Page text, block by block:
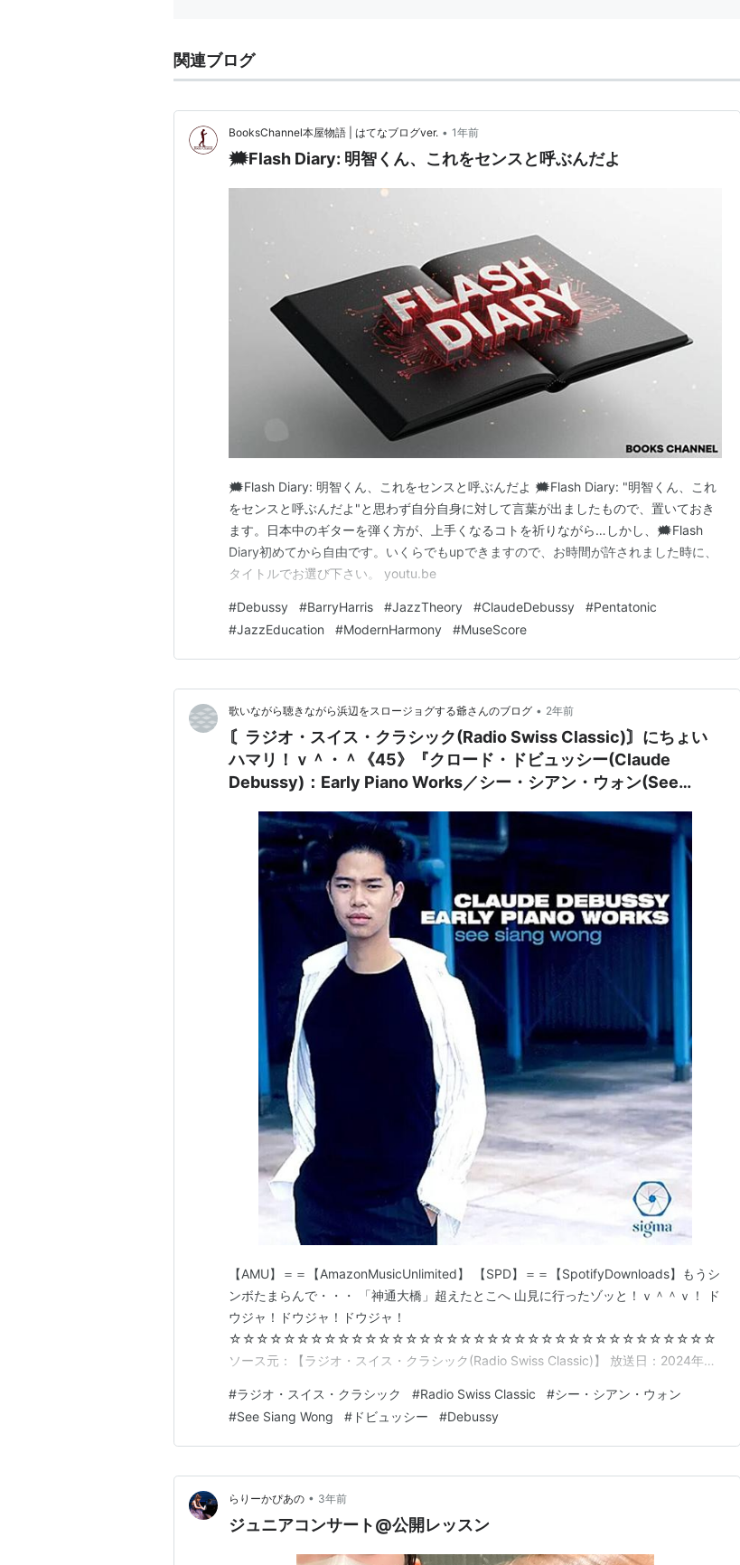
関連ブログ
BooksChannel本屋物語 | はてなブログver. • 1年前
🗯️Flash Diary: 明智くん、これをセンスと呼ぶんだよ
🗯️Flash Diary: 明智くん、これをセンスと呼ぶんだよ 🗯️Flash Diary: "明智くん、これ
をセンスと呼ぶんだよ"と思わず自分自身に対して言葉が出ましたもので、置いておき
ます。日本中のギターを弾く方が、上手くなるコトを祈りながら…しかし、🗯️Flash
Diary初めてから自由です。いくらでもupできますので、お時間が許されました時に、
タイトルでお選び下さい。 youtu.be
#Debussy #BarryHarris #JazzTheory #ClaudeDebussy #Pentatonic
#JazzEducation #ModernHarmony #MuseScore
歌いながら聴きながら浜辺をスロージョグする爺さんのブログ • 2年前
〘ラジオ・スイス・クラシック(Radio Swiss Classic)〙にちょい
ハマリ！ｖ＾・＾《45》『クロード・ドビュッシー(Claude
Debussy)：Early Piano Works／シー・シアン・ウォン(See
光」の次にあなたのドタマに浮かぶ曲は・・・！＞？＜！・・・わ
ては《海》かも！＾・＾ほんとかあ＾？＾！・＾・；・＾；・・・
【AMU】＝＝【AmazonMusicUnlimited】 【SPD】＝＝【SpotifyDownloads】もうシ
ンボたまらんで・・・ 「神通大橋」超えたとこへ 山見に行ったゾッと！ｖ＾＾ｖ！ ド
ウジャ！ドウジャ！ドウジャ！
☆☆☆☆☆☆☆☆☆☆☆☆☆☆☆☆☆☆☆☆☆☆☆☆☆☆☆☆☆☆☆☆☆☆☆☆
ソース元：【ラジオ・スイス・クラシック(Radio Swiss Classic)】 放送日：2024年08
ッシー(Claude Debussy)：Early Piano Works／シー・シアン・ウォン(S…
#ラジオ・スイス・クラシック #Radio Swiss Classic #シー・シアン・ウォン
#See Siang Wong # ドビュッシー #Debussy
らりーかぴあの • 3年前
ジュニアコンサート@公開レッスン